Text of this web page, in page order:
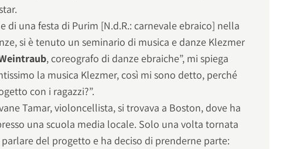
di una festa di Purim [N.d.R.: carnevale ebraico] nella
si è tenuto un seminario di musica e danze Klezmer
, coreografo di danze ebraiche”, mi spiega
la musica Klezmer, così mi sono detto, perché
con i ragazzi?”.
Tamar, violoncellista, si trovava a Boston, dove ha
una scuola media locale. Solo una volta tornata
del progetto e ha deciso di prenderne parte: